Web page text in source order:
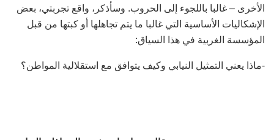
الأخرى – غالبا باللجوء إلى الحروب. وسأذكر، واقع تجربتي، بعض
الإشكاليات الأساسية التي غالبا ما يتم تجاهلها أو كبتها من قبل
المؤسسة الغربية في هذا السياق:
-ماذا يعني التمثيل النيابي وكيف يتوافق مع استقلالية المواطن؟